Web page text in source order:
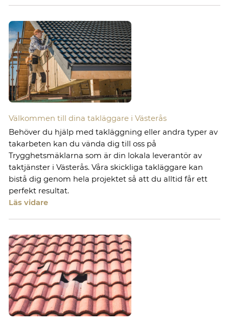
Välkommen till dina takläggare i Västerås
Behöver du hjälp med takläggning eller andra typer av
takarbeten kan du vända dig till oss på
Trygghetsmäklarna som är din lokala leverantör av
taktjänster i Västerås. Våra skickliga takläggare kan
bistå dig genom hela projektet så att du alltid får ett
perfekt resultat.
Läs vidare